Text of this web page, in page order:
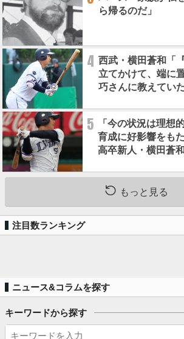
ら帰るのだ」
4 西武・横田蒼和「
立てかけて、端に
巧さんに教えてい
5
「今の状況は理想
育成に好影響をも
高卒新人・横田蒼和
もっと見る
注目数ランキング
ニュース&コラムを探す
キーワードから探す